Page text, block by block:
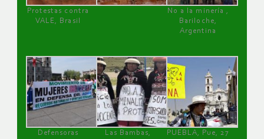
Protestas contra
VALE, Brasil
No a la minería ,
Bariloche,
Argentina
Defensoras
Las Bambas,
PUEBLA, Pue, 27